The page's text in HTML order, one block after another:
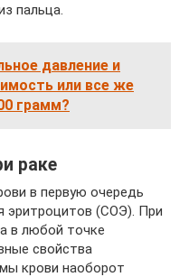
пальца.
давление и
или все же
грамм?
раке
в первую очередь
эритроцитов (СОЭ). При
в любой точке
свойства
крови наоборот